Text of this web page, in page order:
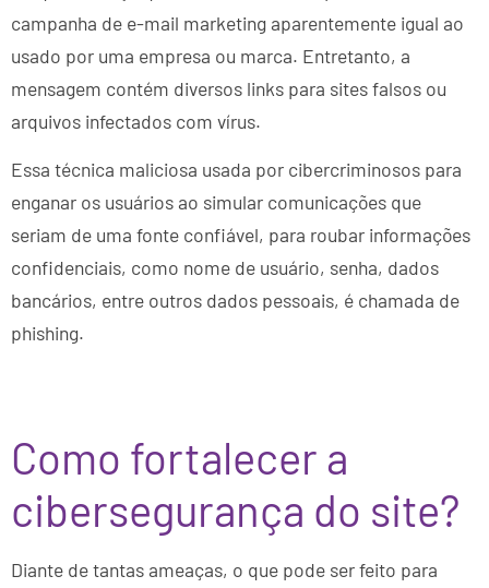
campanha de e-mail marketing aparentemente igual ao
usado por uma empresa ou marca. Entretanto, a
mensagem contém diversos links para sites falsos ou
arquivos infectados com vírus.
Essa técnica maliciosa usada por cibercriminosos para
enganar os usuários ao simular comunicações que
seriam de uma fonte confiável, para roubar informações
confidenciais, como nome de usuário, senha, dados
bancários, entre outros dados pessoais, é chamada de
phishing.
Como fortalecer a
cibersegurança do site?
Diante de tantas ameaças, o que pode ser feito para